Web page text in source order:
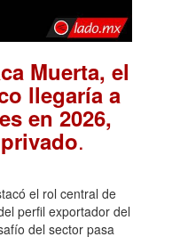
Muerta, el
llegaría a
en 2026,
.
el rol central de
perfil exportador del
del sector pasa